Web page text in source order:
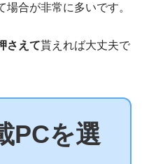
合が非常に多いです。
さえて貰えれば大丈夫で
PCを選